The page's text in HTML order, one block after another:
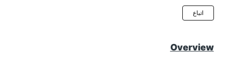
اتباع
Overview